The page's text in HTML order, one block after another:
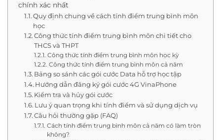
chính xác nhất
Quy định chung về cách tính điểm trung bình môn
học
Công thức tính điểm trung bình môn chi tiết cho
THCS và THPT
Công thức tính điểm trung bình môn học kỳ
Công thức tính điểm trung bình môn cả năm
Bảng so sánh các gói cước Data hỗ trợ học tập
Hướng dẫn đăng ký gói cước 4G VinaPhone
Kiểm tra và hủy gói cước
Lưu ý quan trọng khi tính điểm và sử dụng dịch vụ
Câu hỏi thường gặp (FAQ)
Cách tính điểm trung bình môn cả năm có làm tròn
không?